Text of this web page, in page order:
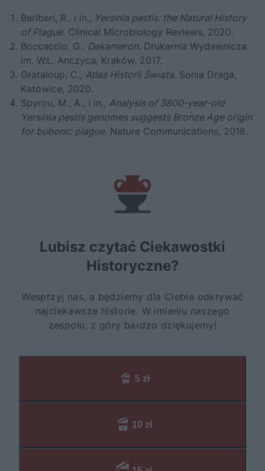
Bariberi, R., i in., Yersinia pestis: the Natural History
of Plague. Clinical Microbiology Reviews, 2020.
Boccaccio, G., Dekameron. Drukarnia Wydawnicza
im. W.L. Anczyca, Kraków, 2017.
Grataloup, C., Atlas Historii Świata. Sonia Draga,
Katowice, 2020.
Spyrou, M., A., i in., Analysis of 3800-year-old
Yersinia pestis genomes suggests Bronze Age origin
for bubonic plague. Nature Communications, 2018.